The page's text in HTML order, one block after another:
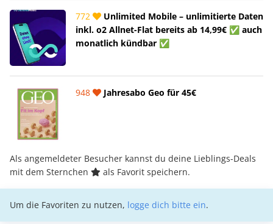
772
Unlimited Mobile – unlimitierte Daten
inkl. o2 Allnet-Flat bereits ab 14,99€ ✅ auch
monatlich kündbar ✅
948 Jahresabo Geo für 45€
Als angemeldeter Besucher kannst du deine Lieblings-Deals
mit dem Sternchen
als Favorit speichern.
Um die Favoriten zu nutzen, logge dich bitte ein.